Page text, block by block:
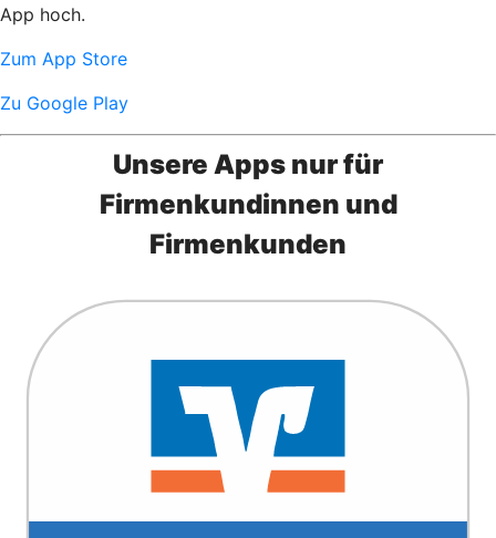
App hoch.
Zum App Store
Zu Google Play
Unsere Apps nur für
Firmenkundinnen und
Firmenkunden